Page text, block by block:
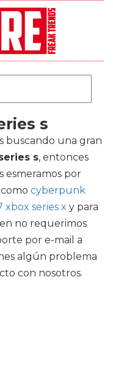
s
buscando una gran
s, entonces
esmeramos por
cyberpunk
series x y para
no requerimos
por e-mail a
algún problema
con nosotros.